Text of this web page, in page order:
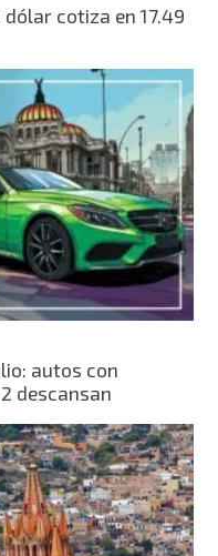
cotiza en 17.49
autos con
descansan